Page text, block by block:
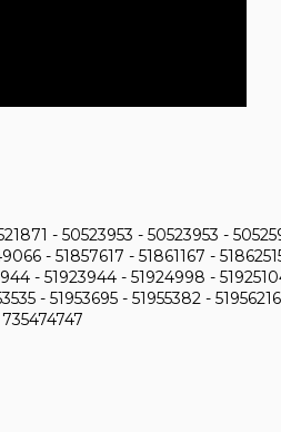
- 50523953 - 50523953 -
- 51857617 - 51861167 -
- 51923944 - 51924998 -
- 51953695 - 51955382 -